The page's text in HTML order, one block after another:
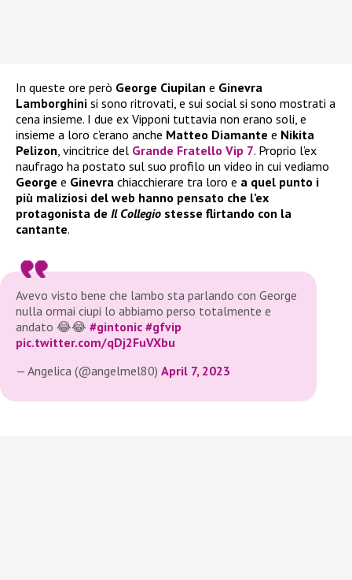
In queste ore però George Ciupilan e Ginevra
Lamborghini si sono ritrovati, e sui social si sono mostrati a
cena insieme. I due ex Vipponi tuttavia non erano soli, e
insieme a loro c’erano anche Matteo Diamante e Nikita
Pelizon, vincitrice del Grande Fratello Vip 7. Proprio l’ex
naufrago ha postato sul suo profilo un video in cui vediamo
George e Ginevra chiacchierare tra loro e a quel punto i
più maliziosi del web hanno pensato che l’ex
protagonista de Il Collegio stesse flirtando con la
cantante.
Avevo visto bene che lambo sta parlando con George
nulla ormai ciupi lo abbiamo perso totalmente e
andato 😂😂 #gintonic #gfvip
pic.twitter.com/qDj2FuVXbu
— Angelica (@angelmel80) April 7, 2023